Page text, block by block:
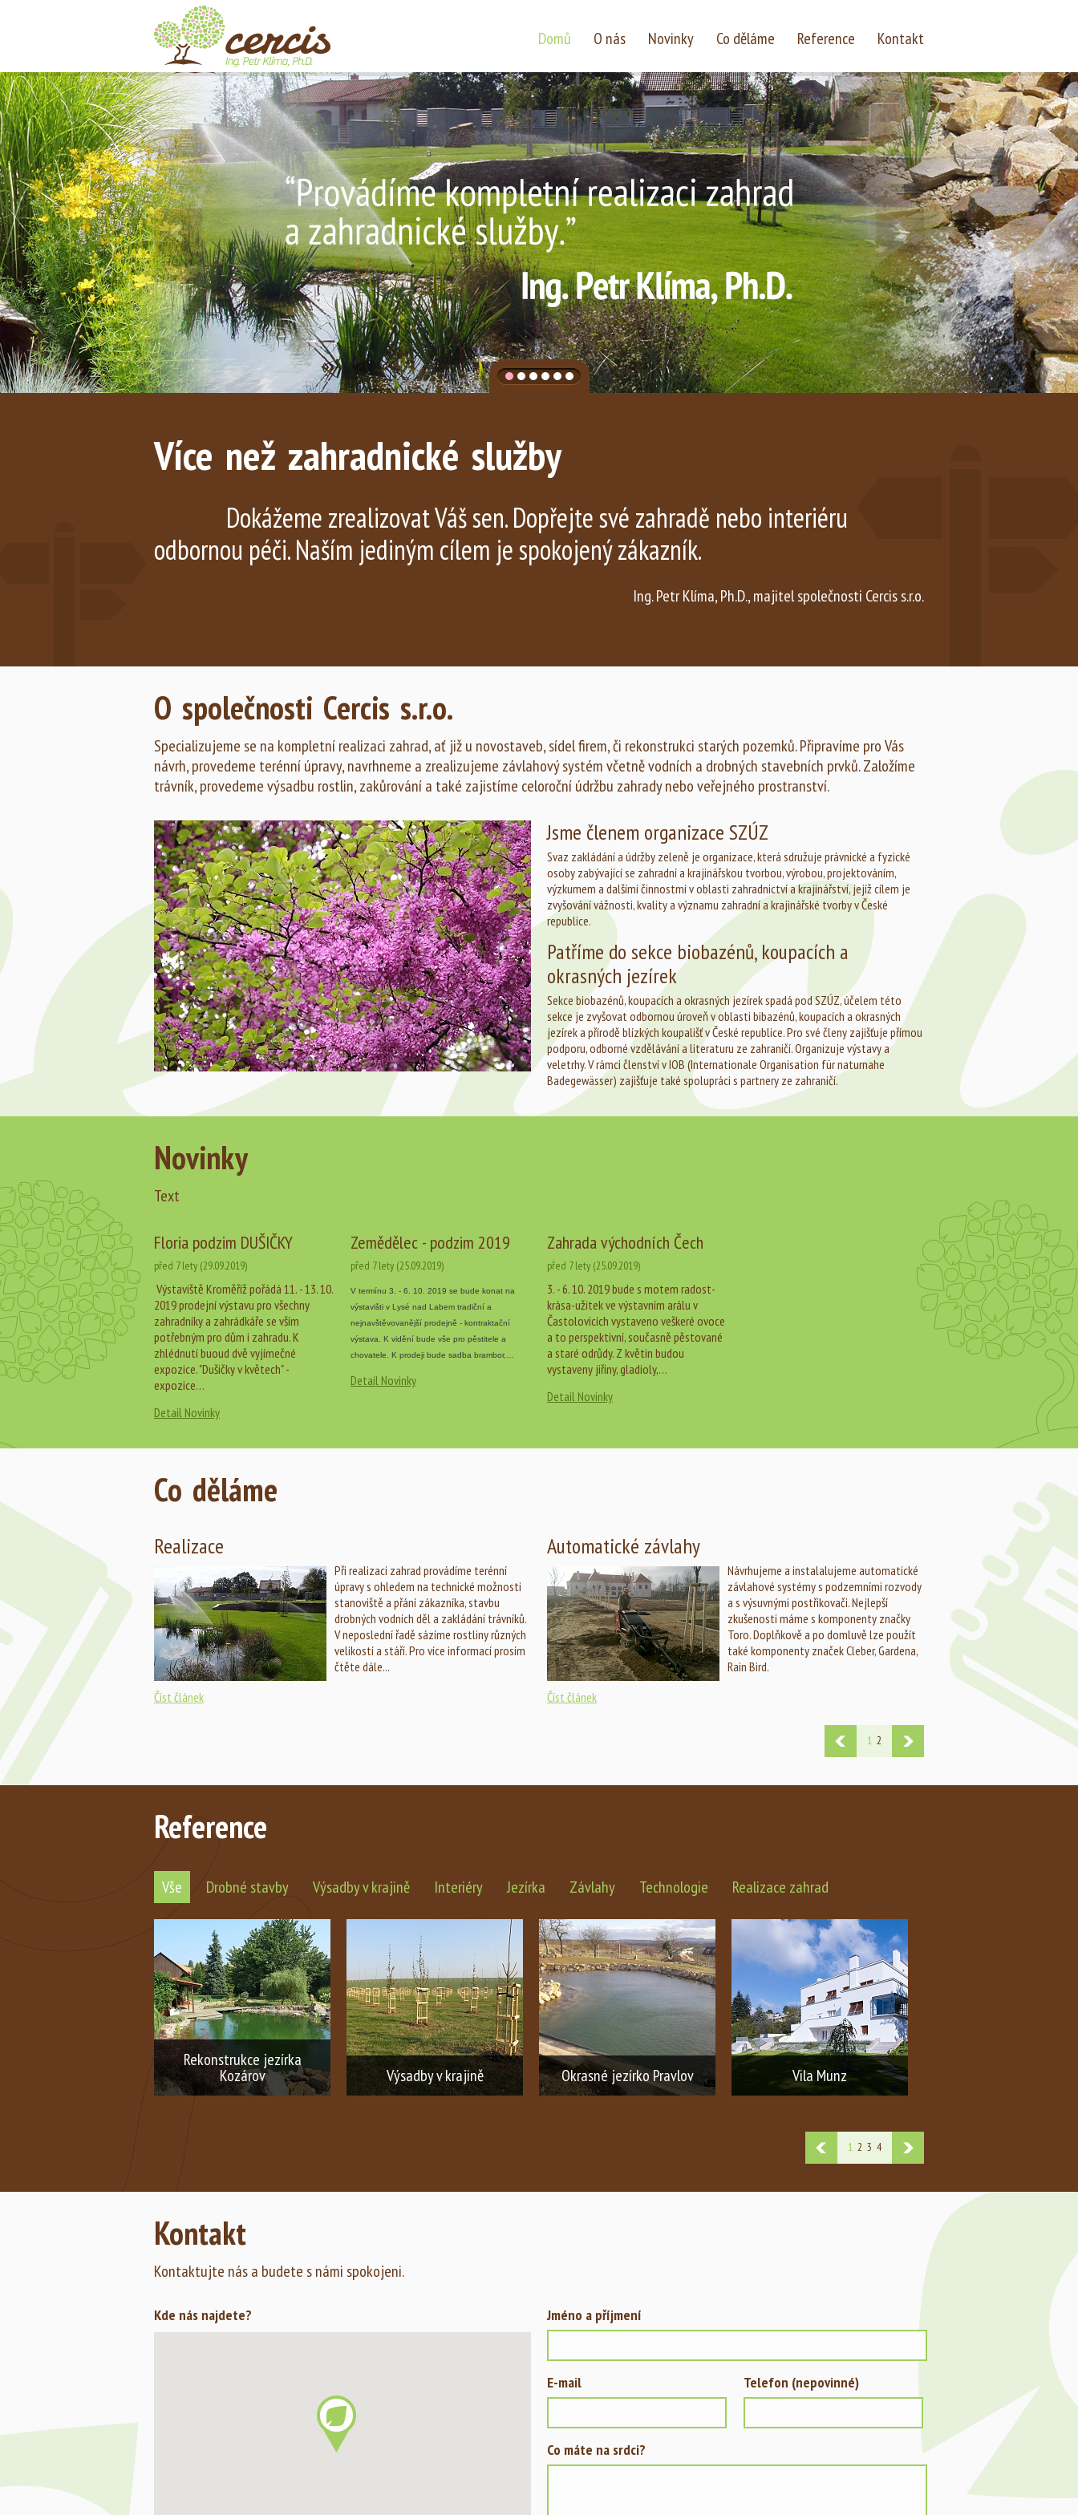
Domů O nás Novinky Co děláme Reference Kontakt
Více než zahradnické služby
Dokážeme zrealizovat Váš sen. Dopřejte své zahradě nebo interiéru
odbornou péči. Naším jediným cílem je spokojený zákazník.
Ing. Petr Klíma, Ph.D., majitel společnosti Cercis s.r.o.
O společnosti Cercis s.r.o.
Specializujeme se na kompletní realizaci zahrad, ať již u novostaveb, sídel firem, či rekonstrukci starých pozemků. Připravíme pro Vás
návrh, provedeme terénní úpravy, navrhneme a zrealizujeme závlahový systém včetně vodních a drobných stavebních prvků. Založíme
trávník, provedeme výsadbu rostlin, zakůrování a také zajistíme celoroční údržbu zahrady nebo veřejného prostranství.
Jsme členem organizace SZÚZ
Svaz zakládání a údržby zeleně je organizace, která sdružuje právnické a fyzické
osoby zabývající se zahradní a krajinářskou tvorbou, výrobou, projektováním,
výzkumem a dalšími činnostmi v oblasti zahradnictví a krajinářství, jejíž cílem je
zvyšování vážnosti, kvality a významu zahradní a krajinářské tvorby v České
republice.
Patříme do sekce biobazénů, koupacích a
okrasných jezírek
Sekce biobazénů, koupacích a okrasných jezírek spadá pod SZÚZ, účelem této
sekce je zvyšovat odbornou úroveň v oblasti bibazénů, koupacích a okrasných
jezírek a přírodě blízkých koupališť v České republice. Pro své členy zajišťuje přímou
podporu, odborné vzdělávání a literaturu ze zahraničí. Organizuje výstavy a
veletrhy. V rámci členství v IOB (Internationale Organisation für naturnahe
Badegewässer) zajišťuje také spolupráci s partnery ze zahraničí.
Novinky
Text
Floria podzim DUŠIČKY
před 7 lety (29.09.2019)
Výstaviště Kroměříž pořádá 11. - 13. 10.
2019 prodejní výstavu pro všechny
zahradníky a zahrádkáře se vším
potřebným pro dům i zahradu. K
zhlédnutí buoud dvě vyjímečné
expozice. "Dušičky v květech" -
expozice…
Detail Novinky
Zemědělec - podzim 2019
před 7 lety (25.09.2019)
V termínu 3. - 6. 10. 2019 se bude konat na
výstavišti v Lysé nad Labem tradiční a
nejnavštěvovanější prodejně - kontraktační
výstava. K vidění bude vše pro pěstitele a
chovatele. K prodeji bude sadba brambor,…
Detail Novinky
Zahrada východních Čech
před 7 lety (25.09.2019)
3. - 6. 10. 2019 bude s motem radost-
krása-užitek ve výstavním arálu v
Častolovicích vystaveno veškeré ovoce
a to perspektivní, současně pěstované
a staré odrůdy. Z květin budou
vystaveny jiřiny, gladioly,…
Detail Novinky
Co děláme
Realizace
Při realizaci zahrad provádíme terénní
úpravy s ohledem na technické možnosti
stanoviště a přání zákazníka, stavbu
drobných vodních děl a zakládání trávníků.
V neposlední řadě sázíme rostliny různých
velikostí a stáří. Pro více informací prosím
čtěte dále...
Číst článek
Automatické závlahy
Návrhujeme a instalalujeme automatické
závlahové systémy s podzemními rozvody
a s výsuvnými postřikovači. Nejlepší
zkušenosti máme s komponenty značky
Toro. Doplňkově a po domluvě lze použít
také komponenty značek Cleber, Gardena,
Rain Bird.
Číst článek
1 2
Reference
Vše Drobné stavby Výsadby v krajině Interiéry Jezírka Závlahy Technologie Realizace zahrad
Rekonstrukce jezírka
Kozárov Výsadby v krajině Okrasné jezírko Pravlov Vila Munz
Kompletní realizace zahrady u
1 2 3 4
Kontakt
Kontaktujte nás a budete s námi spokojeni.
Kde nás najdete? Jméno a příjmení
E-mail Telefon (nepovinné)
Co máte na srdci?